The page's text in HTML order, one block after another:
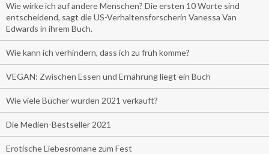
Wie wirke ich auf andere Menschen? Die ersten 10 Worte sind
entscheidend, sagt die US-Verhaltensforscherin Vanessa Van
Edwards in ihrem Buch.
Wie kann ich verhindern, dass ich zu früh komme?
VEGAN: Zwischen Essen und Ernährung liegt ein Buch
Wie viele Bücher wurden 2021 verkauft?
Die Medien-Bestseller 2021
Erotische Liebesromane zum Fest